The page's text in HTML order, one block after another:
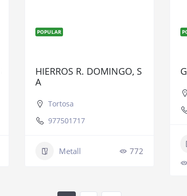
POPULAR
HIERROS R. DOMINGO, S
A
Tortosa
977501717
Metall 772